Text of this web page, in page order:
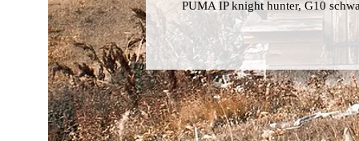
PUMA IP knight hunter, G10